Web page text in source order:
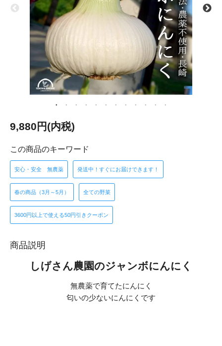
9,880円(内税)
この商品のキーワード
安心・安全 無農薬 発送中！すぐにお届けできます！
春の商品（3月～5月） 全ての野菜
3600円以上で使える50円引きクーポン
商品説明
しげさん農園のジャンボにんにく
無農薬で育てたにんにく
匂いの少ないにんにくです